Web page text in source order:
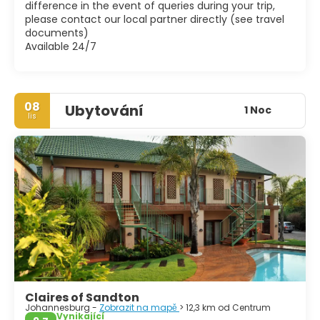
difference in the event of queries during your trip,
please contact our local partner directly (see travel
documents)
Available 24/7
08
lis Ubytování 1 Noc
Claires of Sandton
Johannesburg - Zobrazit na mapě > 12,3 km od Centrum
Vynikající